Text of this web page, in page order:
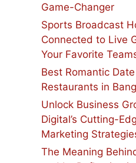
Game-Changer
Sports Broadcast
Connected to Live
Your Favorite
Best Romantic
Restaurants in
Unlock Business
Digital’s Cutting-
Marketing
The Meaning